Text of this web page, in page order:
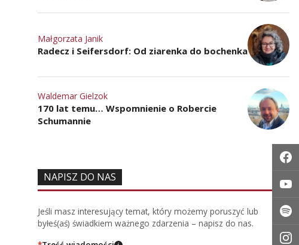
Małgorzata Janik
Radecz i Seifersdorf: Od ziarenka do bochenka
Waldemar Gielzok
170 lat temu… Wspomnienie o Robercie
Schumannie
NAPISZ DO NAS
Jeśli masz interesujący temat, który możemy poruszyć lub
byłeś(aś) świadkiem ważnego zdarzenia – napisz do nas.